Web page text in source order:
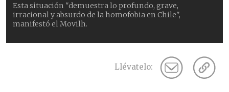
Esta situación "demuestra lo profundo, grave,
irracional y absurdo de la homofobia en Chile",
manifestó el Movilh.
Llévatelo: